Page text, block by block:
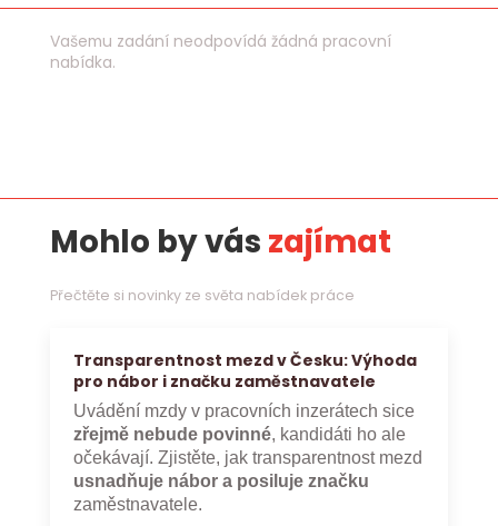
Vašemu zadání neodpovídá žádná pracovní
nabídka.
Mohlo by vás zajímat
Přečtěte si novinky ze světa nabídek práce
Transparentnost mezd v Česku: Výhoda
pro nábor i značku zaměstnavatele
Uvádění mzdy v pracovních inzerátech sice
zřejmě nebude povinné, kandidáti ho ale
očekávají. Zjistěte, jak transparentnost mezd
usnadňuje nábor a posiluje značku
zaměstnavatele.